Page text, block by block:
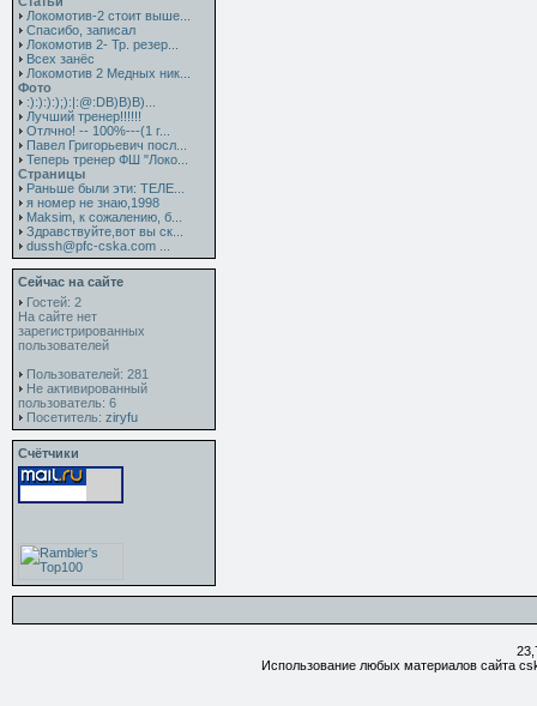
Локомотив-2 стоит выше...
Спасибо, записал
Локомотив 2- Тр. резер...
Всех занёс
Локомотив 2 Медных ник...
Фото
:):):):);):|:@:DB)B)B)...
Лучший тренер!!!!!!
Отлчно! -- 100%---(1 г...
Павел Григорьевич посл...
Теперь тренер ФШ "Локо...
Страницы
Раньше были эти: ТЕЛЕ...
я номер не знаю,1998
Maksim, к сожалению, б...
Здравствуйте,вот вы ск...
dussh@pfc-cska.com ...
Сейчас на сайте
Гостей: 2
На сайте нет
зарегистрированных
пользователей
Пользователей: 281
Не активированный
пользователь: 6
Посетитель: ziryfu
Счётчики
Использование любых материалов сайта